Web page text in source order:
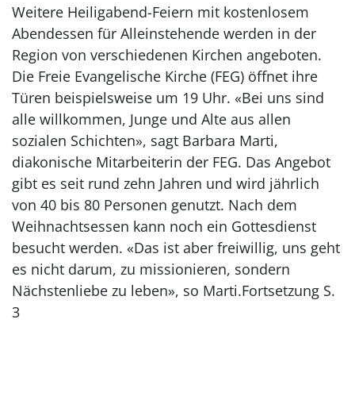
Weitere Heiligabend-Feiern mit kostenlosem
Abendessen für Alleinstehende werden in der
Region von verschiedenen Kirchen angeboten.
Die Freie Evangelische Kirche (FEG) öffnet ihre
Türen beispielsweise um 19 Uhr. «Bei uns sind
alle willkommen, Junge und Alte aus allen
sozialen Schichten», sagt Barbara Marti,
diakonische Mitarbeiterin der FEG. Das Angebot
gibt es seit rund zehn Jahren und wird jährlich
von 40 bis 80 Personen genutzt. Nach dem
Weihnachtsessen kann noch ein Gottesdienst
besucht werden. «Das ist aber freiwillig, uns geht
es nicht darum, zu missionieren, sondern
Nächstenliebe zu leben», so Marti.Fortsetzung S.
3